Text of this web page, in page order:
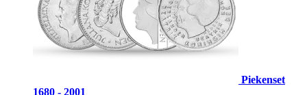
Piekenset
1680 - 2001